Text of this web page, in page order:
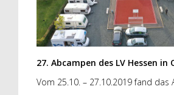
27. Abcampen des LV Hessen in
Vom 25.10. – 27.10.2019 fand das